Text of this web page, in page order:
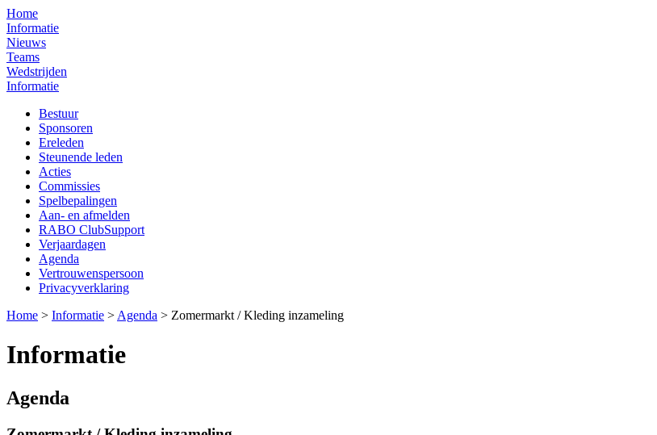
Home
Informatie
Nieuws
Teams
Wedstrijden
Informatie
Bestuur
Sponsoren
Ereleden
Steunende leden
Acties
Commissies
Spelbepalingen
Aan- en afmelden
RABO ClubSupport
Verjaardagen
Agenda
Vertrouwenspersoon
Privacyverklaring
Home > Informatie > Agenda > Zomermarkt / Kleding inzameling
Informatie
Agenda